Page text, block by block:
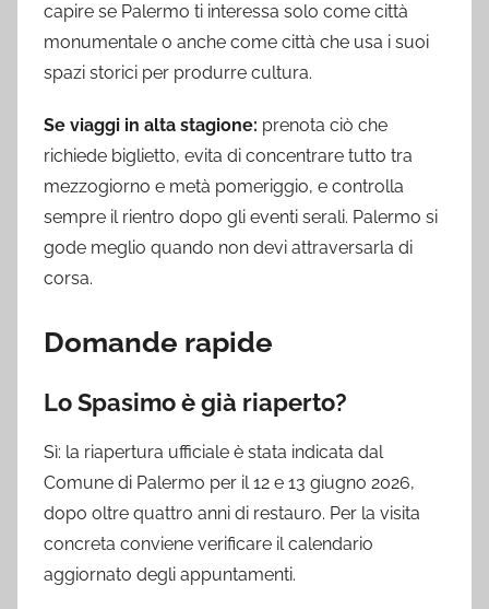
capire se Palermo ti interessa solo come città
monumentale o anche come città che usa i suoi
spazi storici per produrre cultura.
Se viaggi in alta stagione: prenota ciò che
richiede biglietto, evita di concentrare tutto tra
mezzogiorno e metà pomeriggio, e controlla
sempre il rientro dopo gli eventi serali. Palermo si
gode meglio quando non devi attraversarla di
corsa.
Domande rapide
Lo Spasimo è già riaperto?
Sì: la riapertura ufficiale è stata indicata dal
Comune di Palermo per il 12 e 13 giugno 2026,
dopo oltre quattro anni di restauro. Per la visita
concreta conviene verificare il calendario
aggiornato degli appuntamenti.